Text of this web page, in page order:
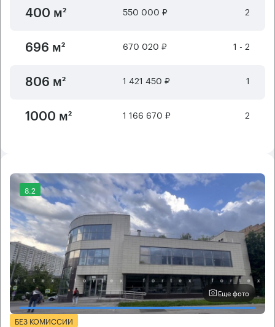
400 м² 550 000 ₽ 2
696 м² 670 020 ₽ 1 - 2
806 м² 1 421 450 ₽ 1
1000 м² 1 166 670 ₽ 2
8.2
Еще фото
БЕЗ КОМИССИИ